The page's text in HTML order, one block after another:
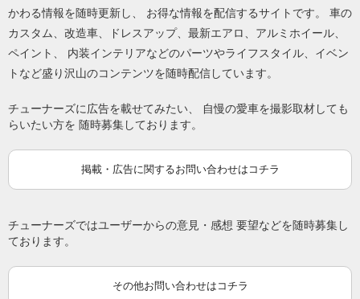
かわる情報を随時更新し、 お得な情報を配信するサイトです。 車の
カスタム、改造車、ドレスアップ、最新エアロ、アルミホイール、
ペイント、 内装インテリアなどのパーツやライフスタイル、イベン
トなど盛り沢山のコンテンツを随時配信しています。
チューナーズに広告を載せてみたい、 自慢の愛車を撮影取材しても
らいたい方を 随時募集しております。
掲載・広告に関するお問い合わせはコチラ
チューナーズではユーザーからの意見・感想 要望などを随時募集し
ております。
その他お問い合わせはコチラ